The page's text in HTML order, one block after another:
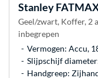
Stanley
Geel/zwart, Koffer, 2
inbegrepen
Vermogen: Accu,
Slijpschijf
Handgreep: